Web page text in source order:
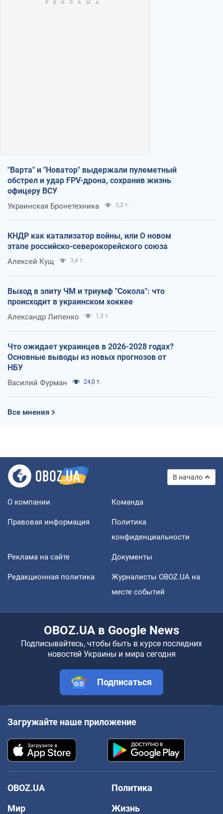
"Варта" и "Новатор" выдержали пулеметный
обстрел и удар FPV-дрона, сохранив жизнь
офицеру ВСУ
Украинская Бронетехника 3,3 т.
КНДР как катализатор войны, или О новом
этапе российско-северокорейского союза
Алексей Кущ 3,4 т.
Выход в элиту ЧМ и триумф "Сокола": что
происходит в украинском хоккее
Александр Липенко 1,3 т.
Что ожидает украинцев в 2026-2028 годах?
Основные выводы из новых прогнозов от
НБУ
Василий Фурман 24,0 т.
Все мнения
В начало
О компании Команда
Правовая информация
Политика
конфиденциальности
Реклама на сайте Документы
Редакционная политика
Журналисты OBOZ.UA на
месте событий
OBOZ.UA в Google News
Подписывайтесь, чтобы быть в курсе последних
новостей Украины и мира сегодня
Подписаться
Загружайте наше приложение
OBOZ.UA
Политика
Мир
Жизнь